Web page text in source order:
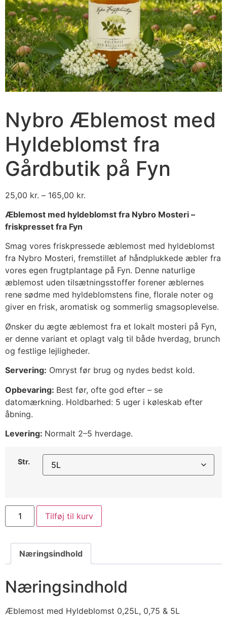
Nybro Æblemost med
Hyldeblomst fra
Gårdbutik på Fyn
25,00 kr. – 165,00 kr.
Æblemost med hyldeblomst fra Nybro Mosteri –
friskpresset fra Fyn
Smag vores friskpressede æblemost med hyldeblomst
fra Nybro Mosteri, fremstillet af håndplukkede æbler fra
vores egen frugtplantage på Fyn. Denne naturlige
æblemost uden tilsætningsstoffer forener æblernes
rene sødme med hyldeblomstens fine, florale noter og
giver en frisk, aromatisk og sommerlig smagsoplevelse.
Ønsker du ægte æblemost fra et lokalt mosteri på Fyn,
er denne variant et oplagt valg til både hverdag, brunch
og festlige lejligheder.
Servering: Omryst før brug og nydes bedst kold.
Opbevaring: Best før, ofte god efter – se
datomærkning. Holdbarhed: 5 uger i køleskab efter
åbning.
Levering: Normalt 2–5 hverdage.
Str.
Tilføj til kurv
Næringsindhold
Næringsindhold
Æblemost med Hyldeblomst 0,25L, 0,75 & 5L